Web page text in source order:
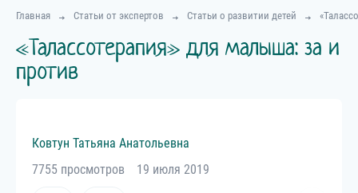
Главная Статьи от экспертов Статьи о развитии детей
«Талассотерапия» для малыша: за и
против
Ковтун Татьяна Анатольевна
7755 просмотров
19 июля 2019